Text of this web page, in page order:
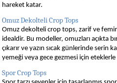
hareket katar.
Omuz Dekolteli Crop Tops
Omuz dekolteli crop tops, zarif ve
idealdir. Bu modeller, omuzları açıkta
çıkarır ve yazın sıcak günlerinde serin
yemeği veya gece gezmesi için
Spor Crop Tops